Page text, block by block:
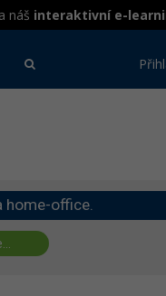
náš interaktivní e-
home-office.